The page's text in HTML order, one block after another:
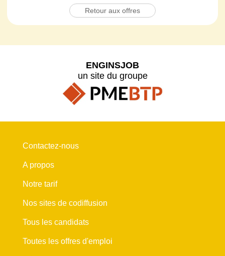
Retour aux offres
ENGINSJOB
un site du groupe
Contactez-nous
A propos
Notre tarif
Nos sites de codiffusion
Tous les candidats
Toutes les offres d'emploi